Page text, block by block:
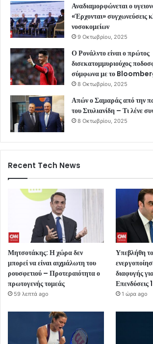
Αναδιαμορφώνεται ο
«Έρχονται» συγχωνεύσεις
νοσοκομείων
9 Οκτωβρίου, 2025
Ο Ρονάλντο είναι ο πρώτος
δισεκατομμυριούχος
σύμφωνα με το
8 Οκτωβρίου, 2025
Απών ο Σαμαράς από την
του Στυλιανίδη – Τι λένε
8 Οκτωβρίου, 2025
Recent Tech News
Μητσοτάκης: Η χώρα δεν
μπορεί να είναι αιχμάλωτη του
ρουσφετιού – Προτεραιότητα ο
πρωτογενής τομεάς
59 λεπτά ago
Υπεβλήθη
διαφυγής
Επενδύσεις
1 ώρα ago